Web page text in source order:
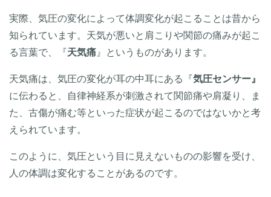
実際、気圧の変化によって体調変化が起こることは昔から
知られています。天気が悪いと肩こりや関節の痛みが起こ
る言葉で、『天気痛 』というものがあります。
天気痛は、気圧の変化が耳の中耳にある『気圧センサー』
に伝わると、自律神経系が刺激されて関節痛や肩凝り、ま
た、古傷が痛む等といった症状が起こるのではないかと考
えられています。
このように、気圧という目に見えないものの影響を受け、
人の体調は変化することがあるのです。